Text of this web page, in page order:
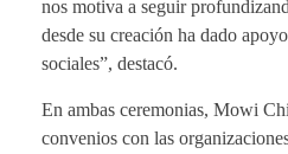
nos motiva a seguir
desde su creación ha dado
sociales”, destacó.
En ambas ceremonias, Mowi
convenios con las